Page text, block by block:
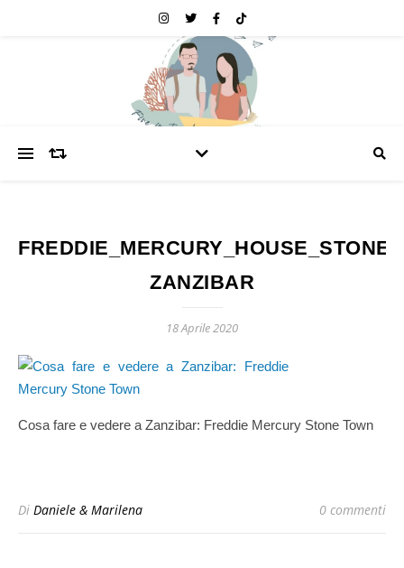
ZANZIBAR
18 Aprile 2020
Cosa fare e vedere a Zanzibar: Freddie Mercury Stone Town
Di Daniele & Marilena 0 commenti